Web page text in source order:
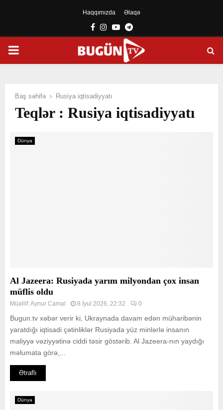
Haqqımızda Əlaqə
Facebook
Instagram
YoutubeTelegram
PRIMARY
Baş səhifə Rusiya iqtisadiyyatı
Teqlər : Rusiya iqtisadiyyatı
Dünya
Al Jazeera: Rusiyada yarım milyondan çox insan
müflis oldu
Müəllif:Aynur Camal 8 İyul 2026, 22:32 0
Bugun.tv xəbər verir ki, Ukraynada davam edən müharibənin
yaratdığı iqtisadi çətinliklər Rusiyada yüz minlərlə insanın
maliyyə vəziyyətinə ciddi təsir göstərib. Al Jazeera-nın yaydığı
məlumata görə,...
Ətraflı
Dünya